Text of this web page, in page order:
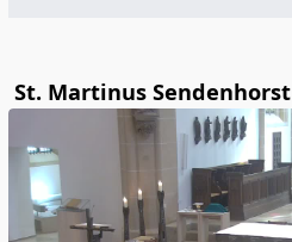
St. Martinus Sendenhorst